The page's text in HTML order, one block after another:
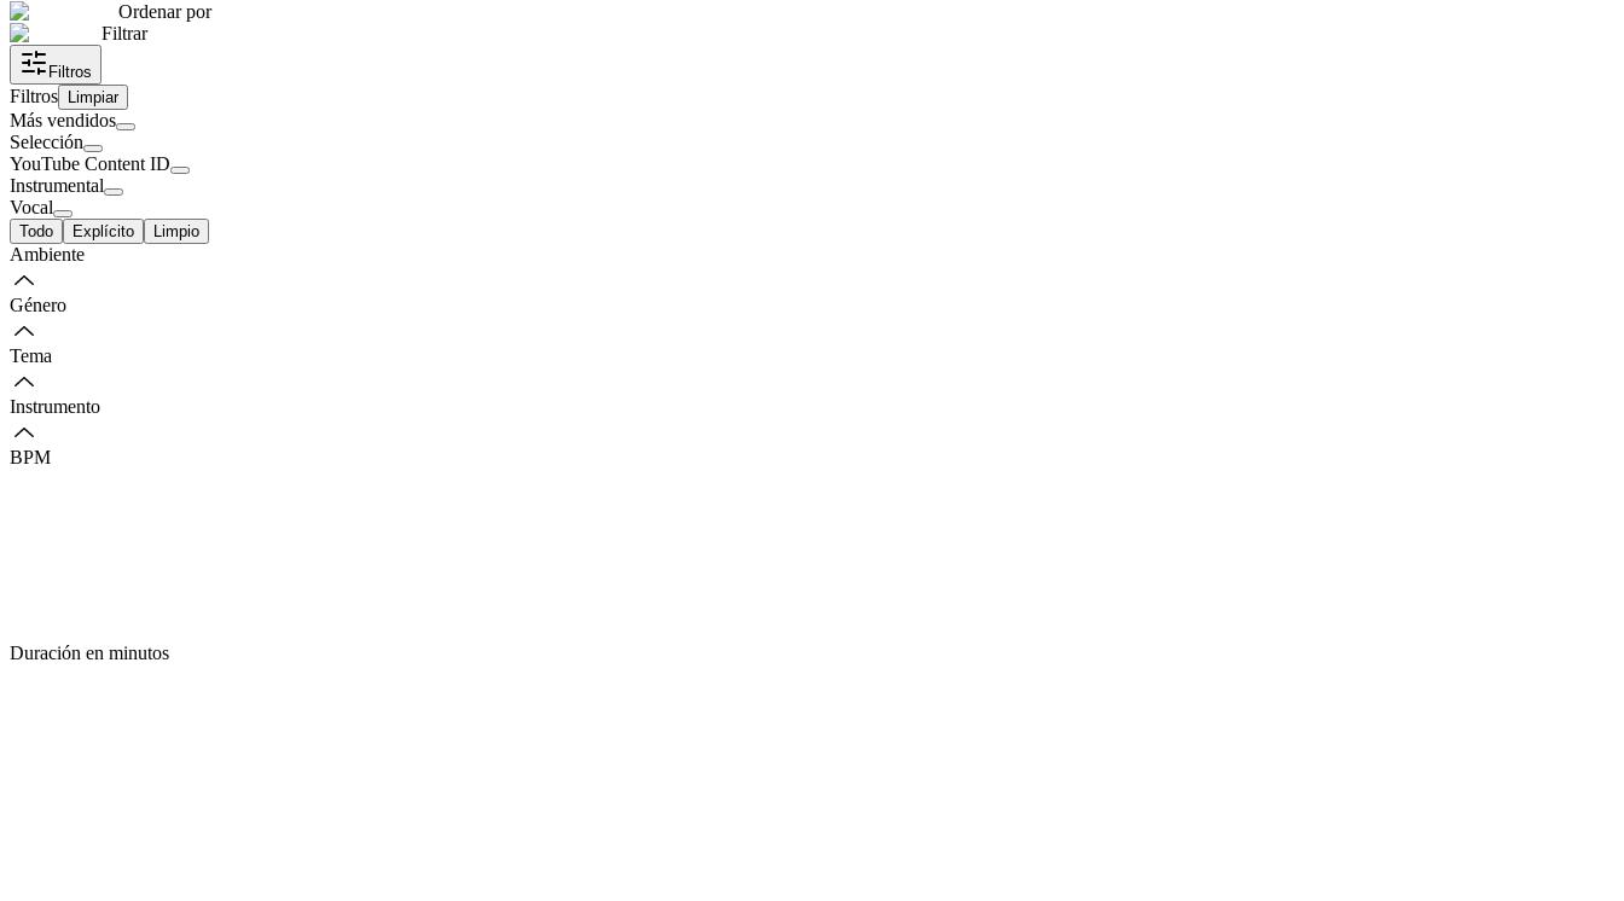
Ordenar por
Filtrar
Filtros
Filtros Limpiar
Más vendidos
Selección
YouTube Content ID
Instrumental
Vocal
Todo Explícito Limpio
Ambiente
Género
Tema
Instrumento
BPM
Duración en minutos